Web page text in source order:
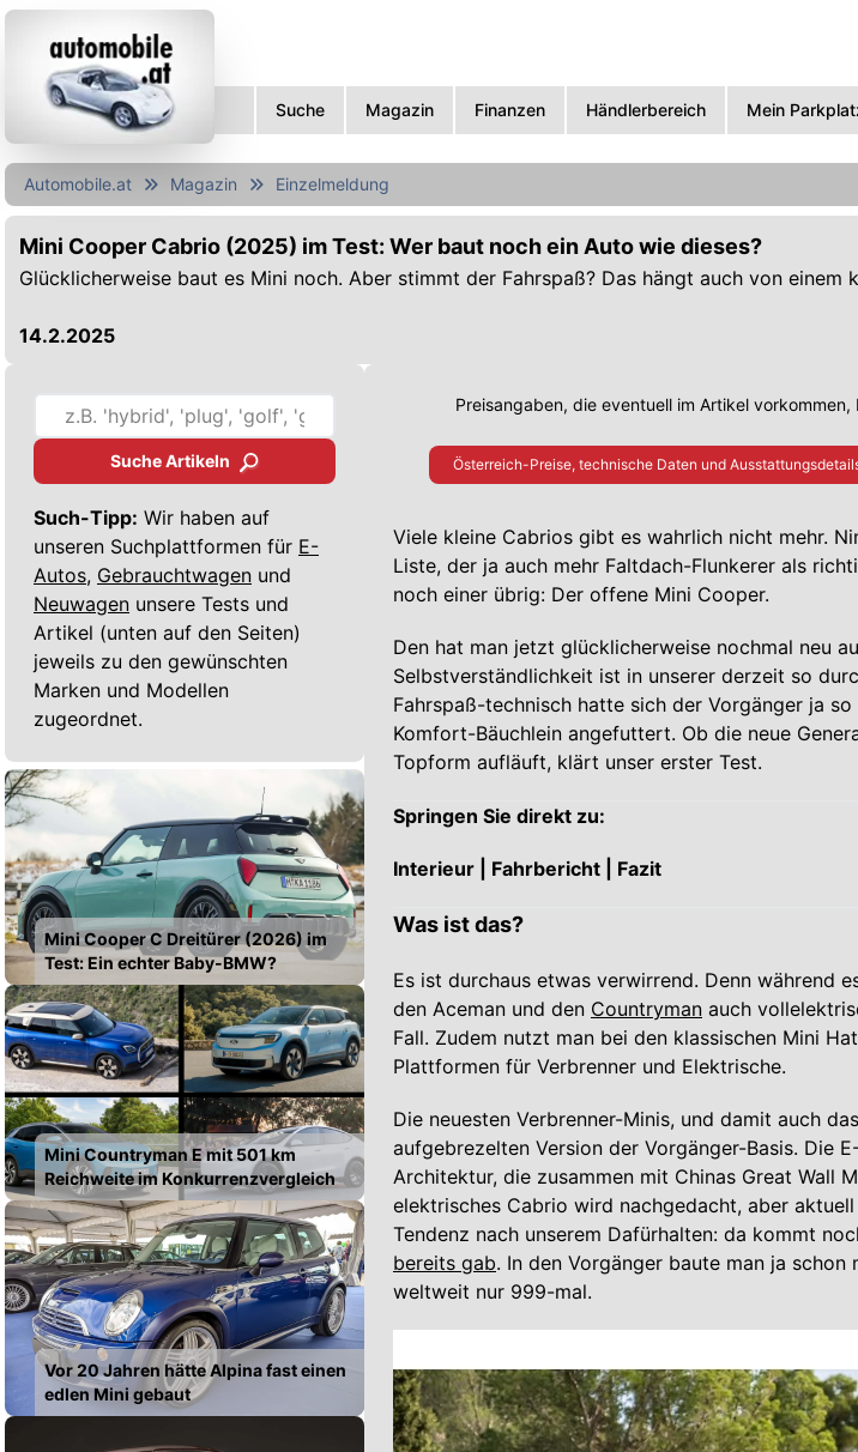
Suche Magazin Finanzen Händlerbereich Mein
Automobile.at Magazin Einzelmeldung
Mini Cooper Cabrio (2025) im Test: Wer baut noch ein Auto wie dieses?
Glücklicherweise baut es Mini noch. Aber stimmt der Fahrspaß? Das hängt auch von einem
14.2.2025
Suche Artikeln
Such-Tipp: Wir haben auf
unseren Suchplattformen für E-
Autos, Gebrauchtwagen und
Neuwagen unsere Tests und
Artikel (unten auf den Seiten)
jeweils zu den gewünschten
Marken und Modellen
zugeordnet.
Mini Cooper C Dreitürer (2026) im
Test: Ein echter Baby-BMW?
Mini Countryman E mit 501 km
Reichweite im Konkurrenzvergleich
Vor 20 Jahren hätte Alpina fast einen
edlen Mini gebaut
Preisangaben, die eventuell im Artikel
Österreich-Preise, technische Daten und
Viele kleine Cabrios gibt es wahrlich nicht mehr.
Liste, der ja auch mehr Faltdach-Flunkerer als
noch einer übrig: Der offene Mini Cooper.
Den hat man jetzt glücklicherweise nochmal neu
Selbstverständlichkeit ist in unserer derzeit so
Fahrspaß-technisch hatte sich der Vorgänger ja
Komfort-Bäuchlein angefuttert. Ob die neue
Topform aufläuft, klärt unser erster Test.
Springen Sie direkt zu:
Interieur | Fahrbericht | Fazit
Was ist das?
Es ist durchaus etwas verwirrend. Denn während
den Aceman und den Countryman auch
Fall. Zudem nutzt man bei den klassischen Mini
Plattformen für Verbrenner und Elektrische.
Die neuesten Verbrenner-Minis, und damit auch
aufgebrezelten Version der Vorgänger-Basis. Die
Architektur, die zusammen mit Chinas Great Wall
elektrisches Cabrio wird nachgedacht, aber
Tendenz nach unserem Dafürhalten: da kommt
bereits gab. In den Vorgänger baute man ja
weltweit nur 999-mal.